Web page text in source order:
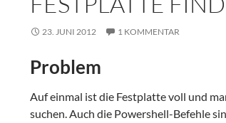
23. JUNI 2012 1 KOMMENTAR
Problem
Auf einmal ist die Festplatte voll und
suchen. Auch die Powershell-Befehle